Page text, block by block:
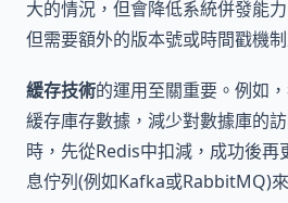
大的情況，但會降低系統併發能
但需要額外的版本號或時間戳機
緩存技術的運用至關重要。例如
緩存庫存數據，減少對數據庫的
時，先從Redis中扣減，成功後再
息佇列(例如Kafka或RabbitMQ)